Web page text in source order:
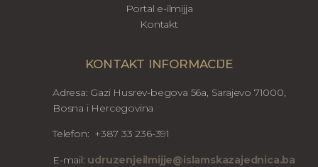
Portal e-ilmijja
Kontakt
KONTAKT INFORMACIJE
Adresa: Gazi Husrev-begova 56a, Sarajevo 71000,
Bosna i Hercegovina
Telefon: +387 33 236-391
E-mail: udruzenjeilmijje@islamskazajednica.ba